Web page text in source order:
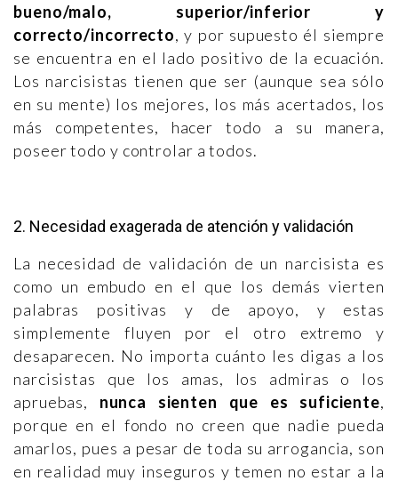
bueno/malo, superior/inferior y
correcto/incorrecto, y por supuesto él siempre
se encuentra en el lado positivo de la ecuación.
Los narcisistas tienen que ser (aunque sea sólo
en su mente) los mejores, los más acertados, los
más competentes, hacer todo a su manera,
poseer todo y controlar a todos.
2. Necesidad exagerada de atención y validación
La necesidad de validación de un narcisista es
como un embudo en el que los demás vierten
palabras positivas y de apoyo, y estas
simplemente fluyen por el otro extremo y
desaparecen. No importa cuánto les digas a los
narcisistas que los amas, los admiras o los
apruebas, nunca sienten que es suficiente,
porque en el fondo no creen que nadie pueda
amarlos, pues a pesar de toda su arrogancia, son
en realidad muy inseguros y temen no estar a la